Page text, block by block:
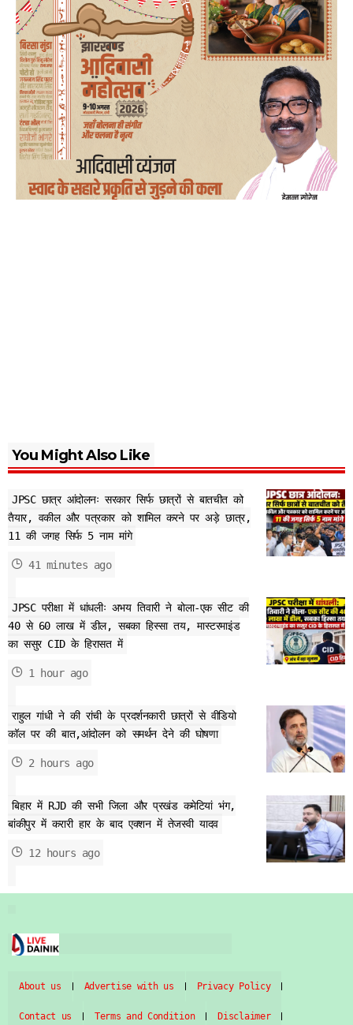
You Might Also Like
JPSC छात्र आंदोलनः सरकार सिर्फ छात्रों से बातचीत को
तैयार, वकील और पत्रकार को शामिल करने पर अड़े छात्र,
11 की जगह सिर्फ 5 नाम मांगे
41 minutes ago
JPSC परीक्षा में धांधलीः अभय तिवारी ने बोला-एक सीट की
40 से 60 लाख में डील, सबका हिस्सा तय, मास्टरमाइंड
का ससुर CID के हिरासत में
1 hour ago
राहुल गांधी ने की रांची के प्रदर्शनकारी छात्रों से वीडियो
कॉल पर की बात,आंदोलन को समर्थन देने की घोषणा
2 hours ago
बिहार में RJD की सभी जिला और प्रखंड कमेटियां भंग,
बांकीपुर में करारी हार के बाद एक्शन में तेजस्वी यादव
12 hours ago
About us Advertise with us Privacy Policy
Contact us Terms and Condition Disclaimer